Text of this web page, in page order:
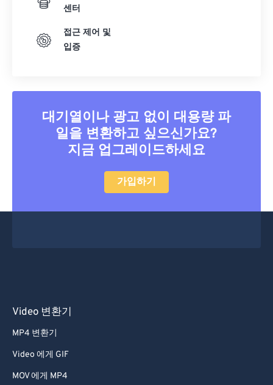
센터
접근 제어 및
입증
대기열이나 광고 없이 대용량 파
일을 변환하고 싶으신가요?
지금 업그레이드하세요
가입하기
Video 변환기
MP4 변환기
Video 에게 GIF
MOV 에게 MP4